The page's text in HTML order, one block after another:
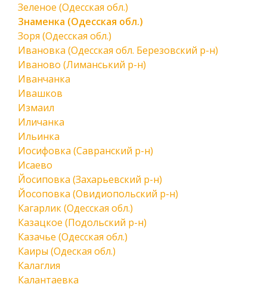
Зеленое (Одесская обл.)
Знаменка (Одесская обл.)
Зоря (Одесская обл.)
Ивановка (Одесская обл. Березовский р-н)
Иваново (Лиманський р-н)
Иванчанка
Ивашков
Измаил
Иличанка
Ильинка
Иосифовка (Савранский р-н)
Исаево
Йосиповка (Захарьевский р-н)
Йосоповка (Овидиопольский р-н)
Кагарлик (Одесская обл.)
Казацкое (Подольский р-н)
Казачье (Одесская обл.)
Каиры (Одеская обл.)
Калаглия
Калантаевка